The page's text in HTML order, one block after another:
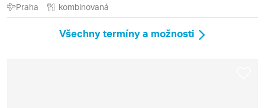
Praha kombinovaná
Všechny termíny a možnosti